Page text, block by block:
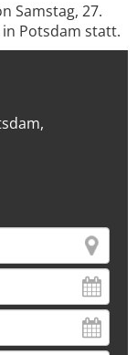
Samstag, 27.
in Potsdam statt.